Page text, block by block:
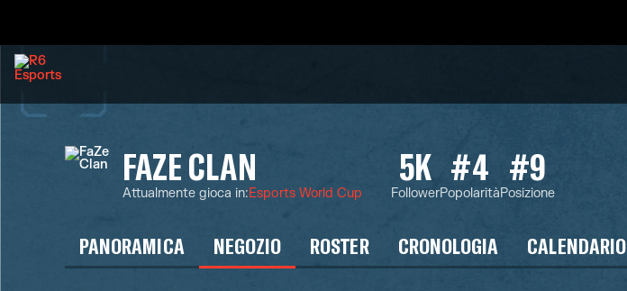
FAZE CLAN
Attualmente gioca in:Esports World Cup
5K
Follower
#4
Popolarità
#9
Posizione
PANORAMICA NEGOZIO ROSTER CRONOLOGIA CALENDARIO